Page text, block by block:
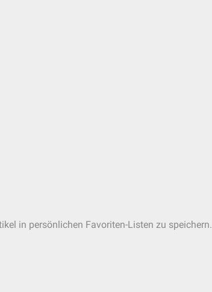
in persönlichen Favoriten-Listen zu speichern.